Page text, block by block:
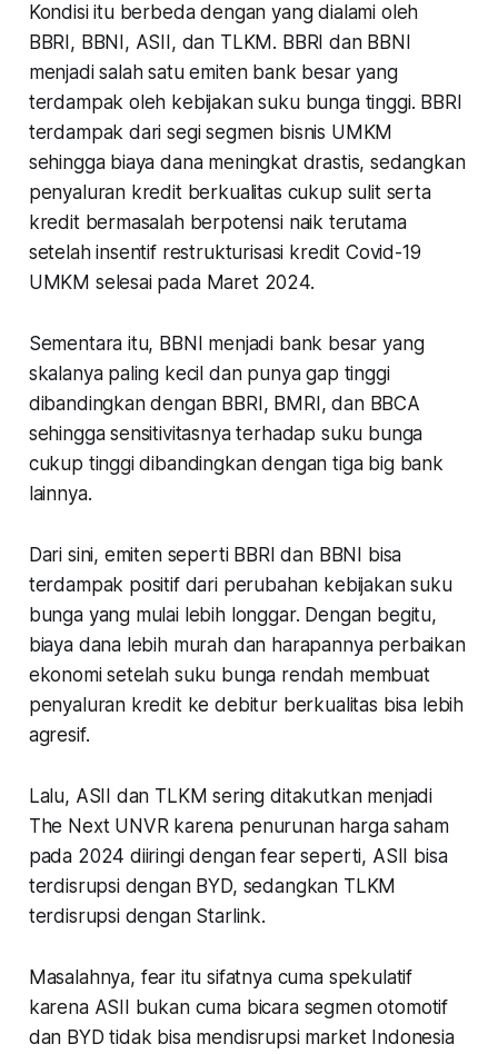
Kondisi itu berbeda dengan yang dialami oleh
BBRI, BBNI, ASII, dan TLKM. BBRI dan BBNI
menjadi salah satu emiten bank besar yang
terdampak oleh kebijakan suku bunga tinggi. BBRI
terdampak dari segi segmen bisnis UMKM
sehingga biaya dana meningkat drastis, sedangkan
penyaluran kredit berkualitas cukup sulit serta
kredit bermasalah berpotensi naik terutama
setelah insentif restrukturisasi kredit Covid-19
UMKM selesai pada Maret 2024.
Sementara itu, BBNI menjadi bank besar yang
skalanya paling kecil dan punya gap tinggi
dibandingkan dengan BBRI, BMRI, dan BBCA
sehingga sensitivitasnya terhadap suku bunga
cukup tinggi dibandingkan dengan tiga big bank
lainnya.
Dari sini, emiten seperti BBRI dan BBNI bisa
terdampak positif dari perubahan kebijakan suku
bunga yang mulai lebih longgar. Dengan begitu,
biaya dana lebih murah dan harapannya perbaikan
ekonomi setelah suku bunga rendah membuat
penyaluran kredit ke debitur berkualitas bisa lebih
agresif.
Lalu, ASII dan TLKM sering ditakutkan menjadi
The Next UNVR karena penurunan harga saham
pada 2024 diiringi denganfearseperti, ASII bisa
terdisrupsi dengan BYD, sedangkan TLKM
terdisrupsi dengan Starlink.
Masalahnya, fear itu sifatnya cuma spekulatif
karena ASII bukan cuma bicara segmen otomotif
dan BYD tidak bisa mendisrupsi market Indonesia